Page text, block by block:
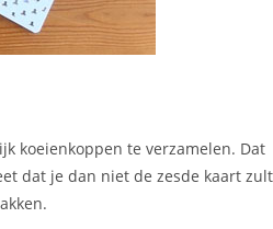
koeienkoppen te verzamelen. Dat
dat je dan niet de zesde kaart zult